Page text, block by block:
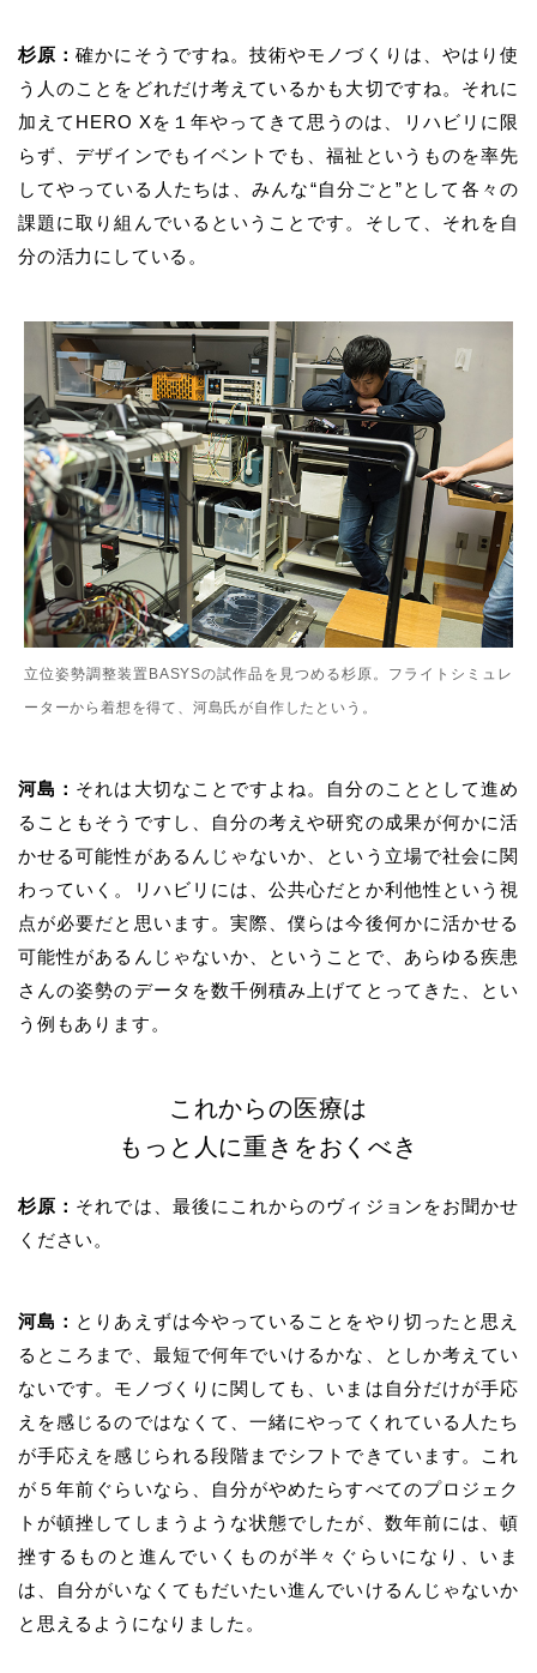
杉原：確かにそうですね。技術やモノづくりは、やはり使
う人のことをどれだけ考えているかも大切ですね。それに
加えて HERO Xを１年やってきて思うのは、リハビリに限
らず、デザインでもイベントでも、福祉というものを率先
してやっている人たちは、みんな“自分ごと ”として各々の
課題に取り組んでいるということです。そして、それを自
分の活力にしている。
立位姿勢調整装置BASYSの試作品を見つめる杉原。フライトシミュレ
ーターから着想を得て、河島氏が自作したという。
河島： それは大切なことですよね。自分のこととして進め
ることもそうですし、
自分の考えや研究の成果が何かに活
かせる可能性があるんじゃないか、という立場で社会に関
わっていく。リハビリには、公共心だとか利他性という視
点が必要だと思います。実際、僕らは今後何かに活かせる
可能性があるんじゃないか、ということで、あらゆる疾患
さんの姿勢のデータを数千例積み上げてとってきた、とい
う例もあります。
これからの医療は
もっと人に重きをおくべき
杉原： それでは、最後にこれからのヴィジョンをお聞かせ
ください。
河島： とりあえずは今やっていることをやり切ったと思え
るところまで、最短で何年でいけるかな、としか考えてい
ないです。モノづくりに関しても、いまは自分だけが手応
えを感じるのではなくて、一緒にやってくれている人たち
が手応えを感じられる段階までシフトできています。これ
が５年前ぐらいなら、自分がやめたらすべてのプロジェク
トが頓挫してしまうような状態でしたが、数年前には、頓
挫するものと進んでいくものが半々ぐらいになり、いま
は、自分がいなくてもだいたい進んでいけるんじゃないか
と思えるようになりました。